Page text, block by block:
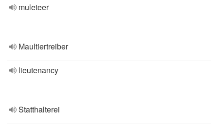
muleteer
Maultiertreiber
lieutenancy
Statthalterei